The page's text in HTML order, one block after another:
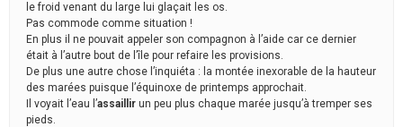
le froid venant du large lui glaçait les os.
Pas commode comme situation !
En plus il ne pouvait appeler son compagnon à l’aide car ce dernier
était à l’autre bout de l’île pour refaire les provisions.
De plus une autre chose l’inquiéta : la montée inexorable de la hauteur
des marées puisque l’équinoxe de printemps approchait.
Il voyait l’eau l’assaillir un peu plus chaque marée jusqu’à tremper ses
pieds.